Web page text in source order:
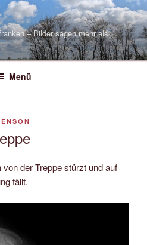
– Bilder sagen mehr als
Menü
der Treppe stürzt und auf
fällt.